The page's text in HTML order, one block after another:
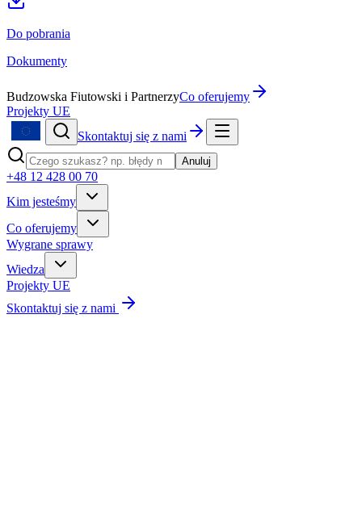
Do pobrania
Dokumenty
Budzowska Fiutowski i PartnerzyCo oferujemy
Projekty UE
Skontaktuj się z nami
Anuluj
+48 12 428 00 70
Kim jesteśmy
Co oferujemy
Wygrane sprawy
Wiedza
Projekty UE
Skontaktuj się z nami